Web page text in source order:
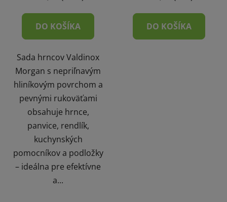
DO KOŠÍKA
Sada hrncov Valdinox
Morgan s nepriľnavým
hliníkovým povrchom a
pevnými rukoväťami
obsahuje hrnce,
panvice, rendlík,
kuchynských
pomocníkov a podložky
– ideálna pre efektívne
a...
DO KOŠÍKA